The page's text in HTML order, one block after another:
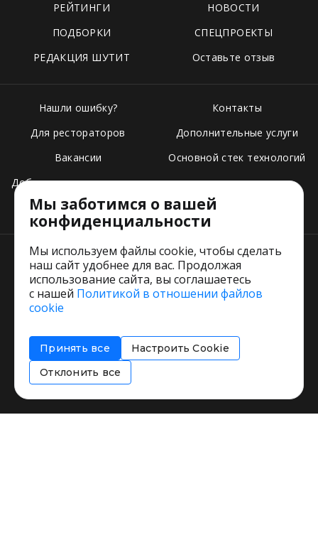
РЕЙТИНГИ
НОВОСТИ
ПОДБОРКИ
СПЕЦПРОЕКТЫ
РЕДАКЦИЯ ШУТИТ
Оставьте отзыв
Нашли ошибку?
Для рестораторов
Вакансии
Добавить свое заведение
Тарифы
Контакты
Дополнительные услуги
Основной стек технологий
Пользовательское соглашение
Соглашение об информировании
Политика использования cookies
Мы заботимся о вашей
конфиденциальности
Мы используем файлы cookie, чтобы сделать
наш сайт удобнее для вас. Продолжая
использование сайта, вы соглашаетесь
с нашей Политикой в отношении файлов
cookie
Принять все
Настроить Cookie
Отклонить все